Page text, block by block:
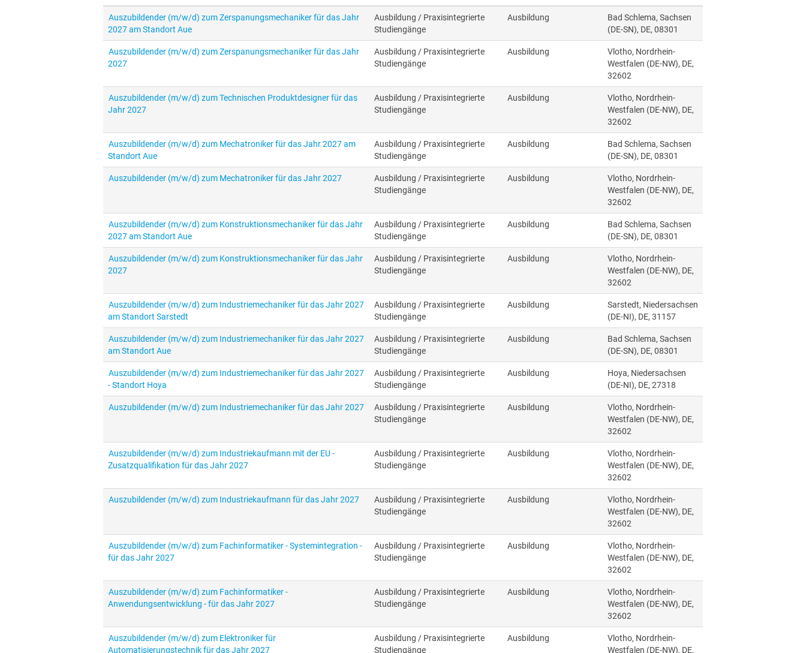
Auszubildender (m/w/d) zum Zerspanungsmechaniker für das Jahr
2027 am Standort Aue
Ausbildung / Praxisintegrierte
Studiengänge
Ausbildung
Bad Schlema, Sachsen
(DE-SN), DE, 08301
Auszubildender (m/w/d) zum Zerspanungsmechaniker für das Jahr
2027
Ausbildung / Praxisintegrierte
Studiengänge
Ausbildung
Vlotho, Nordrhein-
Westfalen (DE-NW), DE,
32602
Auszubildender (m/w/d) zum Technischen Produktdesigner für das
Jahr 2027
Ausbildung / Praxisintegrierte
Studiengänge
Ausbildung
Vlotho, Nordrhein-
Westfalen (DE-NW), DE,
32602
Auszubildender (m/w/d) zum Mechatroniker für das Jahr 2027 am
Standort Aue
Ausbildung / Praxisintegrierte
Studiengänge
Ausbildung
Bad Schlema, Sachsen
(DE-SN), DE, 08301
Auszubildender (m/w/d) zum Mechatroniker für das Jahr 2027
Ausbildung / Praxisintegrierte
Studiengänge
Ausbildung
Vlotho, Nordrhein-
Westfalen (DE-NW), DE,
32602
Auszubildender (m/w/d) zum Konstruktionsmechaniker für das Jahr
2027 am Standort Aue
Ausbildung / Praxisintegrierte
Studiengänge
Ausbildung
Bad Schlema, Sachsen
(DE-SN), DE, 08301
Auszubildender (m/w/d) zum Konstruktionsmechaniker für das Jahr
2027
Ausbildung / Praxisintegrierte
Studiengänge
Ausbildung
Vlotho, Nordrhein-
Westfalen (DE-NW), DE,
32602
Auszubildender (m/w/d) zum Industriemechaniker für das Jahr 2027
am Standort Sarstedt
Ausbildung / Praxisintegrierte
Studiengänge
Ausbildung
Sarstedt, Niedersachsen
(DE-NI), DE, 31157
Auszubildender (m/w/d) zum Industriemechaniker für das Jahr 2027
am Standort Aue
Ausbildung / Praxisintegrierte
Studiengänge
Ausbildung
Bad Schlema, Sachsen
(DE-SN), DE, 08301
Auszubildender (m/w/d) zum Industriemechaniker für das Jahr 2027
- Standort Hoya
Ausbildung / Praxisintegrierte
Studiengänge
Ausbildung
Hoya, Niedersachsen
(DE-NI), DE, 27318
Auszubildender (m/w/d) zum Industriemechaniker für das Jahr 2027
Ausbildung / Praxisintegrierte
Studiengänge
Ausbildung
Vlotho, Nordrhein-
Westfalen (DE-NW), DE,
32602
Auszubildender (m/w/d) zum Industriekaufmann mit der EU -
Zusatzqualifikation für das Jahr 2027
Ausbildung / Praxisintegrierte
Studiengänge
Ausbildung
Vlotho, Nordrhein-
Westfalen (DE-NW), DE,
32602
Auszubildender (m/w/d) zum Industriekaufmann für das Jahr 2027
Ausbildung / Praxisintegrierte
Studiengänge
Ausbildung
Vlotho, Nordrhein-
Westfalen (DE-NW), DE,
32602
Auszubildender (m/w/d) zum Fachinformatiker - Systemintegration -
für das Jahr 2027
Ausbildung / Praxisintegrierte
Studiengänge
Ausbildung
Vlotho, Nordrhein-
Westfalen (DE-NW), DE,
32602
Auszubildender (m/w/d) zum Fachinformatiker -
Anwendungsentwicklung - für das Jahr 2027
Ausbildung / Praxisintegrierte
Studiengänge
Ausbildung
Vlotho, Nordrhein-
Westfalen (DE-NW), DE,
32602
Auszubildender (m/w/d) zum Elektroniker für
Automatisierungstechnik für das Jahr 2027
Ausbildung / Praxisintegrierte
Studiengänge
Ausbildung
Vlotho, Nordrhein-
Westfalen (DE-NW), DE,